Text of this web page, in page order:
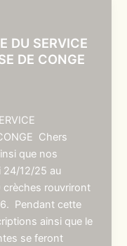
DU SERVICE
DE CONGE
Chers
que nos
24/12/25 au
crèches rouvriront
Pendant cette
ainsi que le
se feront